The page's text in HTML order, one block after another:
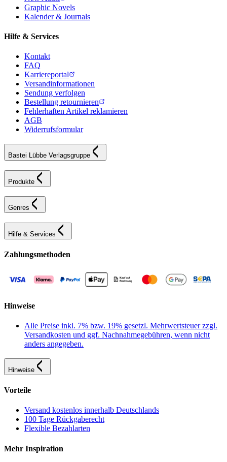
Graphic Novels
Kalender & Journals
Hilfe & Services
Kontakt
FAQ
Karriereportal
Versandinformationen
Sendung verfolgen
Bestellung retournieren
Fehlerhaften Artikel reklamieren
AGB
Widerrufsformular
Bastei Lübbe Verlagsgruppe
Produkte
Genres
Hilfe & Services
Zahlungsmethoden
Hinweise
Alle Preise inkl. 7% bzw. 19% gesetzl. Mehrwertsteuer zzgl.
Versandkosten und ggf. Nachnahmegebühren, wenn nicht
anders angegeben.
Hinweise
Vorteile
Versand kostenlos innerhalb Deutschlands
100 Tage Rückgaberecht
Flexible Bezahlarten
Mehr Inspiration